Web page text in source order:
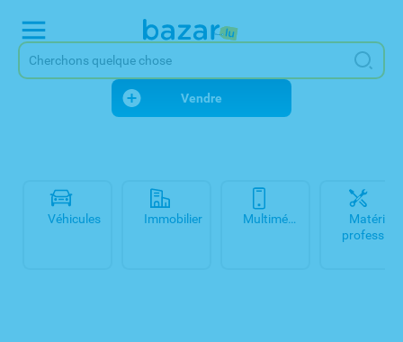
Vendre
Véhicules Immobilier Multimédia
Matériel